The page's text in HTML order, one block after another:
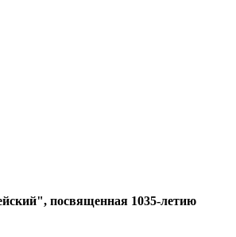
посвященная 1035-летию